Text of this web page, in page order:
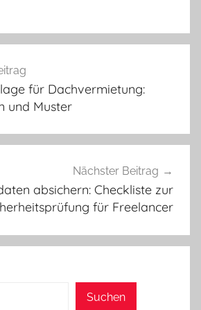
für Dachvermietung:
und Muster
Nächster Beitrag
absichern: Checkliste zur
für Freelancer
Suchen